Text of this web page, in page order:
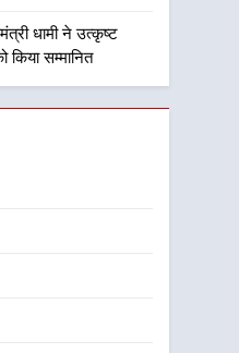
मानकों से कोई
डीएम
2026ः 01 सितंबर
चौम्पियनशिप
होगा प्रतिभा का
धामी ने उत्कृष्ट
किया सम्मानित